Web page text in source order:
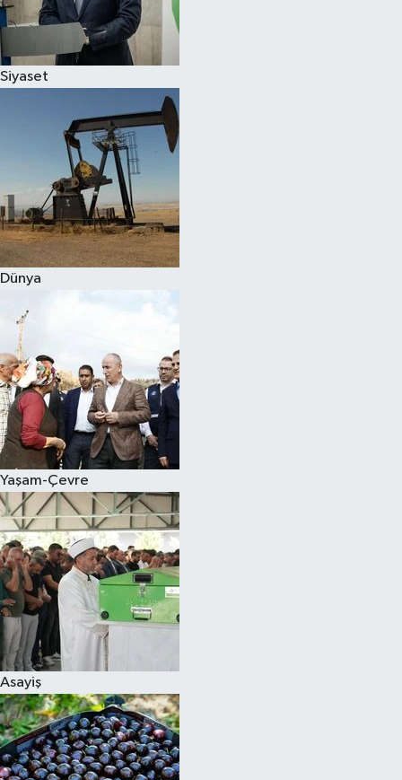
Siyaset
Dünya
Yaşam-Çevre
Asayiş
Spor
Çocuk
Eğitim
Hava Durumu
Kadın
Kültür Sanat
Sağlık
Siyaset
Teknoloji
Televizyon
Yaşam-Çevre